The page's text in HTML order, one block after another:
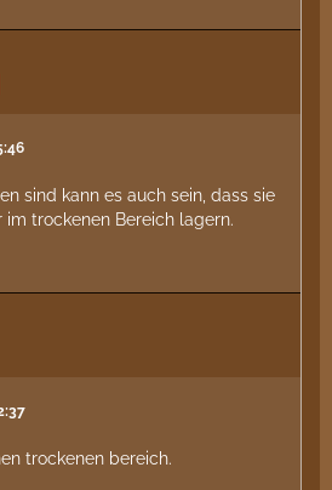
sind kann es auch sein, dass sie
trockenen Bereich lagern.
trockenen bereich.